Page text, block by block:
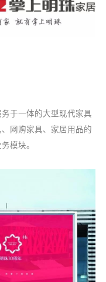
于一体的大型现代家具
网购家具、家居用品的
模块。